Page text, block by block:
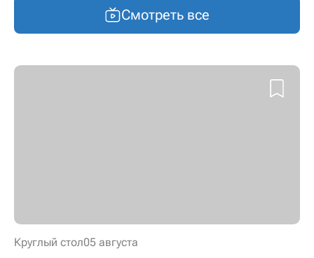
Смотреть все
Круглый стол05 августа